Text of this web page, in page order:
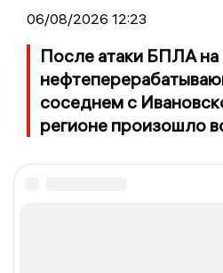
06/08/2026 12:23
После атаки БПЛА на
соседнем с
регионе произошло